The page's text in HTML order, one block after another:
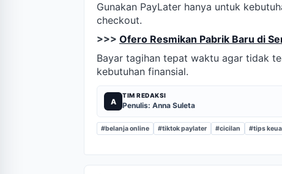
Gunakan PayLater hanya untuk
checkout.
>>> Ofero Resmikan Pabrik Baru di
Bayar tagihan tepat waktu agar tidak
kebutuhan finansial.
A
TIM REDAKSI
Penulis: Anna Suleta
#belanja online #tiktok paylater #cicilan #tips